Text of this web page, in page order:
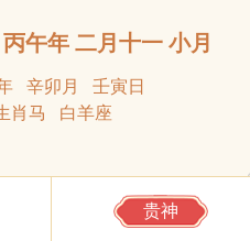
午年 二月十一 小月
辛卯月 壬寅日
肖马 白羊座
贵神